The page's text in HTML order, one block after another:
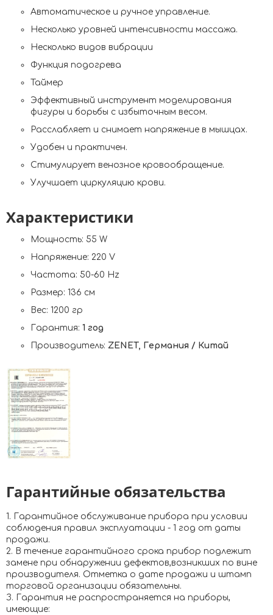
Автоматическое и ручное управление.
Несколько уровней интенсивности массажа.
Несколько видов вибрации
Функция подогрева
Таймер
Эффективный инструмент моделирования
фигуры и борьбы с избыточным весом.
Расслабляет и снимает напряжение в мышцах.
Удобен и практичен.
Стимулирует венозное кровообращение.
Улучшает циркуляцию крови.
Характеристики
Мощность: 55 W
Напряжение: 220 V
Частота: 50-60 Hz
Размер: 136 см
Вес: 1200 гр
Гарантия: 1 год
Производитель: ZENET, Германия / Китай
Гарантийные обязательства
1. Гарантийное обслуживание прибора при условии
соблюдения правил эксплуатации - 1 год от даты
продажи.
2. В течение гарантийного срока прибор подлежит
замене при обнаружении дефектов,возникших по вине
производителя. Отметка о дате продажи и штамп
торговой организации обязательны.
З. Гарантия не распространяется на приборы,
имеющие: